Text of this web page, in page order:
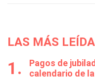
LAS MÁS
Pagos de
calendario de